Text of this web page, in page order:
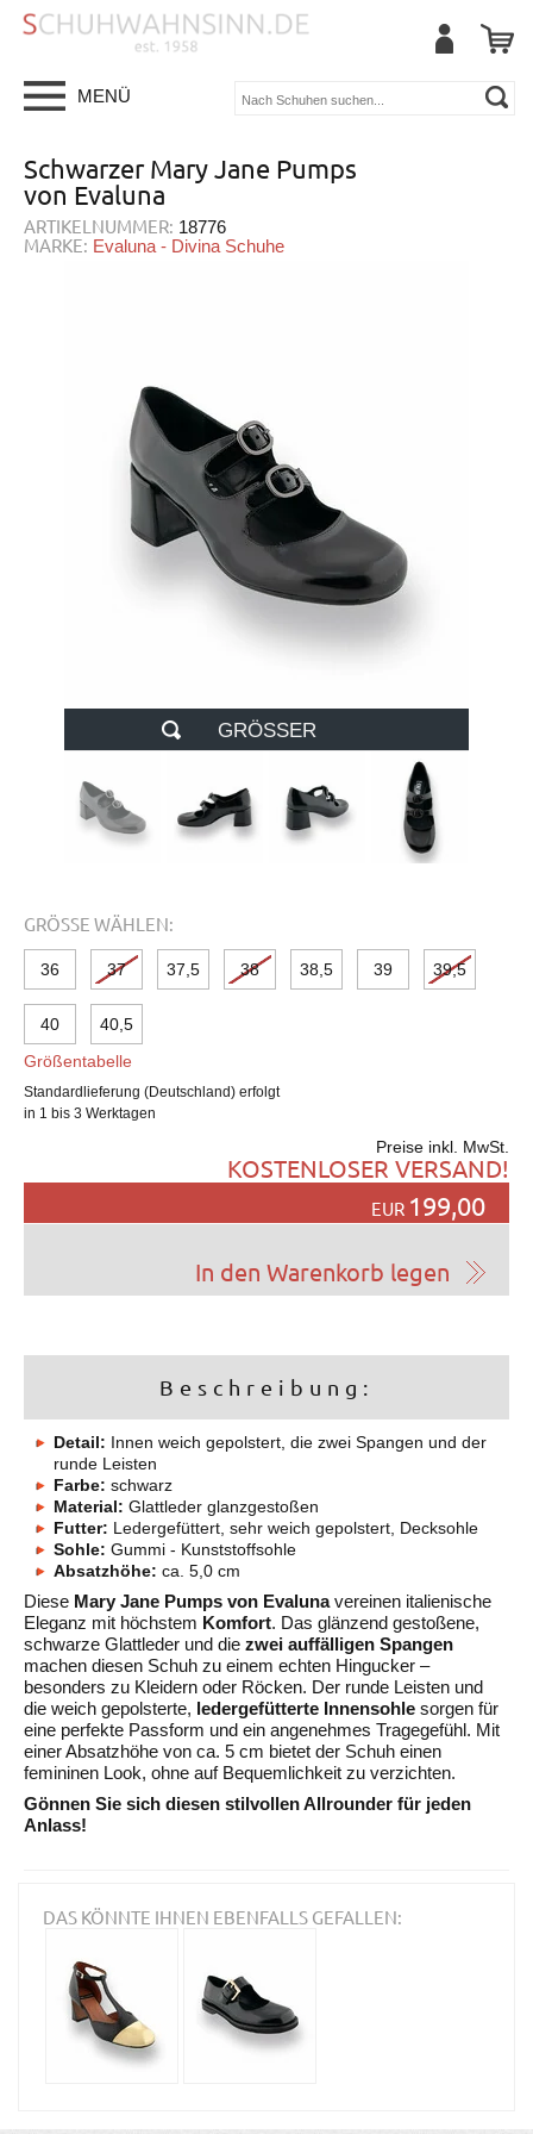
MENÜ
Schwarzer Mary Jane Pumps
von Evaluna
ARTIKELNUMMER: 18776
MARKE: Evaluna - Divina Schuhe
GRÖSSER
GRÖSSE WÄHLEN:
36 37 37,5 38 38,5 39 39,5
40
40,5
Größentabelle
Standardlieferung (Deutschland) erfolgt
in 1 bis 3 Werktagen
Preise inkl. MwSt.
KOSTENLOSER VERSAND!
EUR 199,00
Beschreibung:
Detail: Innen weich gepolstert, die zwei Spangen und der
runde Leisten
Farbe: schwarz
Material: Glattleder glanzgestoßen
Futter: Ledergefüttert, sehr weich gepolstert, Decksohle
Sohle: Gummi - Kunststoffsohle
Absatzhöhe: ca. 5,0 cm
Diese Mary Jane Pumps von Evalunavereinen italienische
Eleganz mit höchstem Komfort. Das glänzend gestoßene,
schwarze Glattleder und die zwei auffälligen Spangen
machen diesen Schuh zu einem echten Hingucker –
besonders zu Kleidern oder Röcken. Der runde Leisten und
die weich gepolsterte, ledergefütterte Innensohle sorgen für
eine perfekte Passform und ein angenehmes Tragegefühl. Mit
einer Absatzhöhe von ca. 5 cm bietet der Schuh einen
femininen Look, ohne auf Bequemlichkeit zu verzichten.
Gönnen Sie sich diesen stilvollen Allrounder für jeden
Anlass!
DAS KÖNNTE IHNEN EBENFALLS GEFALLEN: